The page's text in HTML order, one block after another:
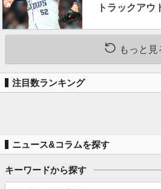
トラックアウ
もっと見
注目数ランキング
ニュース&コラムを探す
キーワードから探す